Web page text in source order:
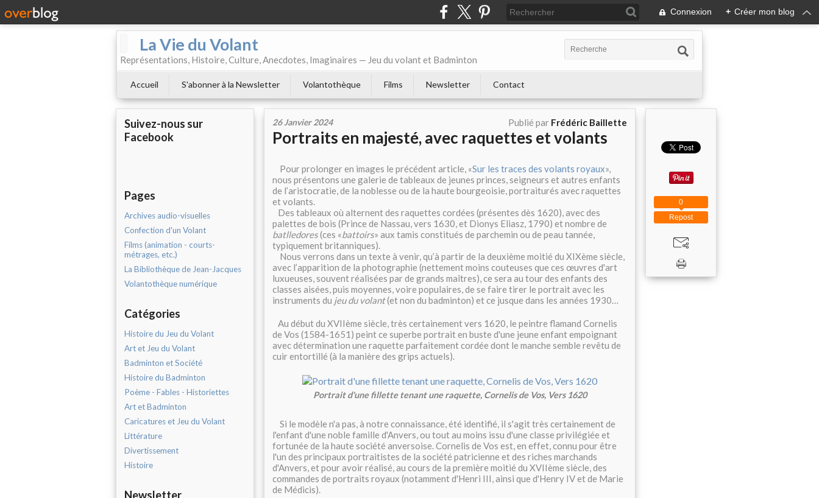
Connexion + Créer mon blog
La Vie du Volant
Représentations, Histoire, Culture, Anecdotes, Imaginaires — Jeu du volant et Badminton
Accueil S'abonner à la Newsletter Volantothèque Films Newsletter Contact
Suivez-nous sur
Facebook
Pages
Archives audio-visuelles
Confection d'un Volant
Films (animation - courts-
métrages, etc.)
La Bibliothèque de Jean-Jacques
Volantothèque numérique
Catégories
Histoire du Jeu du Volant
Art et Jeu du Volant
Badminton et Société
Histoire du Badminton
Poème - Fables - Historiettes
Art et Badminton
Caricatures et Jeu du Volant
Littérature
Divertissement
Histoire
Newsletter
26 Janvier 2024 Publié par Frédéric Baillette
Portraits en majesté, avec raquettes et volants
Pour prolonger en images le précédent article, «Sur les traces des volants royaux»,
nous présentons une galerie de tableaux de jeunes princes, seigneurs et autres enfants
de l’aristocratie, de la noblesse ou de la haute bourgeoisie, portraiturés avec raquettes
et volants.
Des tableaux où alternent des raquettes cordées (présentes dès 1620), avec des
palettes de bois (Prince de Nassau, vers 1630, et Dionys Eliasz, 1790) et nombre de
batlledores(ces «battoirs» aux tamis constitués de parchemin ou de peau tannée,
typiquement britanniques).
Nous verrons dans un texte à venir, qu’à partir de la deuxième moitié du XIXème siècle,
avec l’apparition de la photographie (nettement moins couteuses que ces œuvres d'art
luxueuses, souvent réalisées par de grands maîtres), ce sera au tour des enfants des
classes aisées, puis moyennes, voire populaires, de se faire tirer le portrait avec les
instruments du jeu du volant(et non du badminton) et ce jusque dans les années 1930…
Au début du XVIIème siècle, très certainement vers 1620, le peintre flamand Cornelis
de Vos (1584-1651) peint ce superbe portrait en buste d'une jeune enfant empoignant
avec détermination une raquette parfaitement cordée dont le manche semble revêtu de
cuir entortillé (à la manière des grips actuels).
Portrait d'une fillette tenant une raquette, Cornelis de Vos, Vers 1620
Si le modèle n'a pas, à notre connaissance, été identifié, il s'agit très certainement de
l'enfant d'une noble famille d'Anvers, ou tout au moins issu d'une classe privilégiée et
fortunée de la haute société anversoise. Cornelis de Vos est, en effet, connu pour être
l'un des principaux portraitistes de la société patricienne et des riches marchands
d'Anvers, et pour avoir réalisé, au cours de la première moitié du XVIIème siècle, des
commandes de portraits royaux (notamment d'Henri III, ainsi que d'Henry IV et de Marie
de Médicis).
Repost
0